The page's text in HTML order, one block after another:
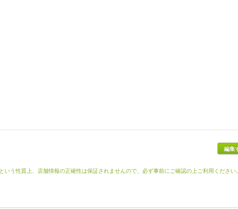
いう性質上、店舗情報の正確性は保証されませんので、必ず事前にご確認の上ご利用ください。